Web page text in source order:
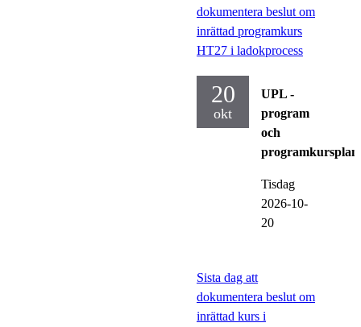
dokumentera beslut om
inrättad programkurs
HT27 i ladokprocess
20
okt
UPL -
program
och
Tisdag
2026-10-
20
Sista dag att
dokumentera beslut om
inrättad kurs i